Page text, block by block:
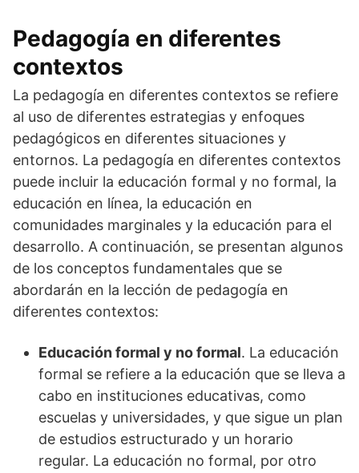
Pedagogía en diferentes
contextos
La pedagogía en diferentes contextos se refiere
al uso de diferentes estrategias y enfoques
pedagógicos en diferentes situaciones y
entornos. La pedagogía en diferentes contextos
puede incluir la educación formal y no formal, la
educación en línea, la educación en
comunidades marginales y la educación para el
desarrollo. A continuación, se presentan algunos
de los conceptos fundamentales que se
abordarán en la lección de pedagogía en
diferentes contextos:
Educación formal y no formal. La educación
formal se refiere a la educación que se lleva a
cabo en instituciones educativas, como
escuelas y universidades, y que sigue un plan
de estudios estructurado y un horario
regular. La educación no formal, por otro